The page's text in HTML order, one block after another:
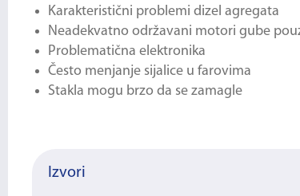
Karakteristični problemi dizel agregata
Neadekvatno održavani motori gube
Problematična elektronika
Često menjanje sijalice u farovima
Stakla mogu brzo da se zamagle
Izvori